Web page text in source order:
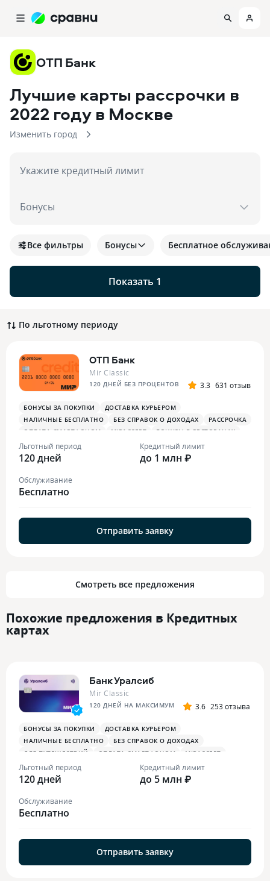
ОТП Банк
Лучшие карты рассрочки в
2022 году в Москве
Изменить город
Укажите кредитный лимит
Бонусы
Показать 1
Все фильтры Бонусы Бесплатное
По льготному периоду
ОТП Банк
Mir Classic
120 ДНЕЙ БЕЗ ПРОЦЕНТОВ 3.3 631 отзыв
БОНУСЫ ЗА ПОКУПКИ
ДОСТАВКА КУРЬЕРОМ
НАЛИЧНЫЕ БЕСПЛАТНО
БЕЗ СПРАВОК О ДОХОДАХ
РАССРОЧКА
ОПЛАТА СМАРТФОНОМ
MIRACCEPT БОНУСЫ В РЕСТОРАНАХ
Льготный период
120 дней
Кредитный лимит
до 1 млн ₽
Обслуживание
Бесплатно
Отправить заявку
Смотреть все предложения
Похожие предложения в Кредитных
картах
Банк Уралсиб
Mir Classic
120 ДНЕЙ НА МАКСИМУМ 3.6 253 отзыва
БОНУСЫ ЗА ПОКУПКИ
ДОСТАВКА КУРЬЕРОМ
НАЛИЧНЫЕ БЕСПЛАТНО
БЕЗ СПРАВОК О ДОХОДАХ
ДЛЯ ПУТЕШЕСТВИЙ
ОПЛАТА СМАРТФОНОМ MIRACCEPT
Льготный период
120 дней
Кредитный лимит
до 5 млн ₽
Обслуживание
Бесплатно
Отправить заявку